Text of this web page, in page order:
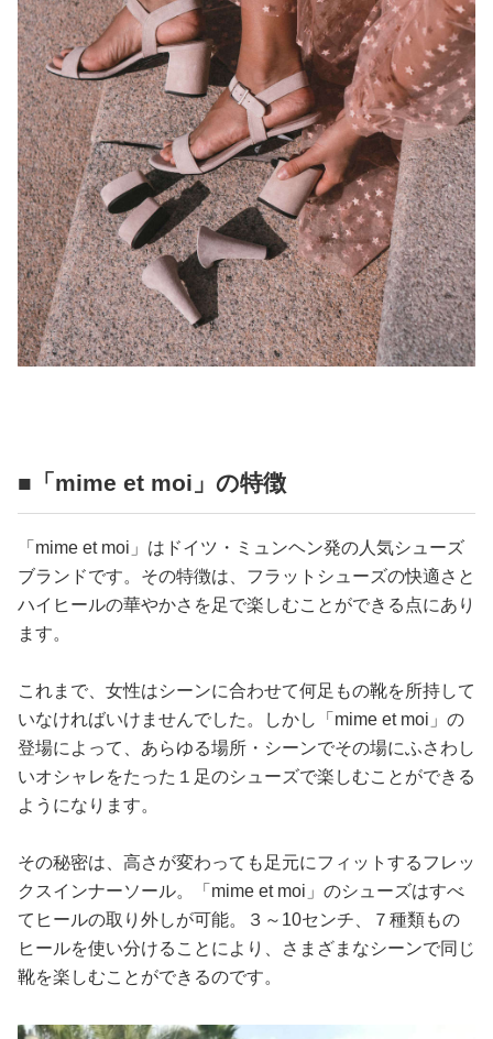
■「mime et moi」の特徴
「mime et moi」はドイツ・ミュンヘン発の人気シューズ
ブランドです。その特徴は、フラットシューズの快適さと
ハイヒールの華やかさを足で楽しむことができる点にあり
ます。
これまで、女性はシーンに合わせて何足もの靴を所持して
いなければいけませんでした。しかし「mime et moi」の
登場によって、あらゆる場所・シーンでその場にふさわし
いオシャレをたった１足のシューズで楽しむことができる
ようになります。
その秘密は、高さが変わっても足元にフィットするフレッ
クスインナーソール。「mime et moi」のシューズはすべ
てヒールの取り外しが可能。３～10センチ、７種類もの
ヒールを使い分けることにより、さまざまなシーンで同じ
靴を楽しむことができるのです。